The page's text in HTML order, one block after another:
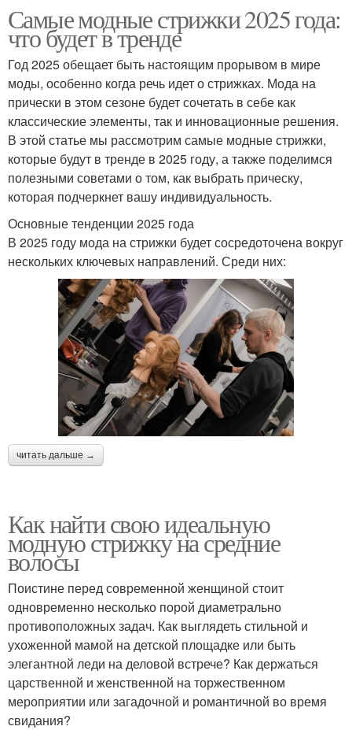
Самые модные стрижки 2025 года:
что будет в тренде
Год 2025 обещает быть настоящим прорывом в мире
моды, особенно когда речь идет о стрижках. Мода на
прически в этом сезоне будет сочетать в себе как
классические элементы, так и инновационные решения.
В этой статье мы рассмотрим самые модные стрижки,
которые будут в тренде в 2025 году, а также поделимся
полезными советами о том, как выбрать прическу,
которая подчеркнет вашу индивидуальность.
Основные тенденции 2025 года
В 2025 году мода на стрижки будет сосредоточена вокруг
нескольких ключевых направлений. Среди них:
читать дальше →
Как найти свою идеальную
модную стрижку на средние
волосы
Поистине перед современной женщиной стоит
одновременно несколько порой диаметрально
противоположных задач. Как выглядеть стильной и
ухоженной мамой на детской площадке или быть
элегантной леди на деловой встрече? Как держаться
царственной и женственной на торжественном
мероприятии или загадочной и романтичной во время
свидания?